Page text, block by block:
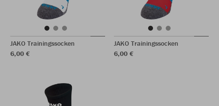
JAKO Trainingssocken
6,00 €
JAKO Trainingssocken
6,00 €